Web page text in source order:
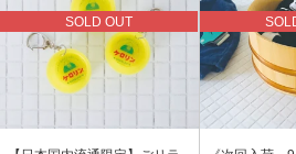
SOLD OUT